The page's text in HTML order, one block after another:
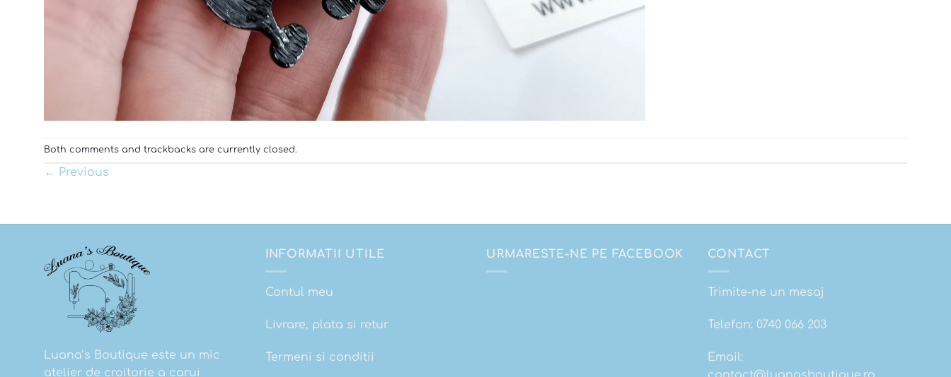
Both comments and trackbacks are currently closed.
← Previous
Luana’s Boutique este un mic
atelier de croitorie a carui
INFORMATII UTILE
Contul meu
Livrare, plata si retur
Termeni si conditii
URMARESTE-NE PE FACEBOOK CONTACT
Trimite-ne un mesaj
Telefon: 0740 066 203
Email: